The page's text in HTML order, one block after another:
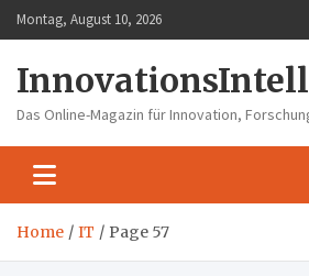
Skip
to
Montag, August 10, 2026
Das Online-Magazin für Innovation,
Home IT Page 57